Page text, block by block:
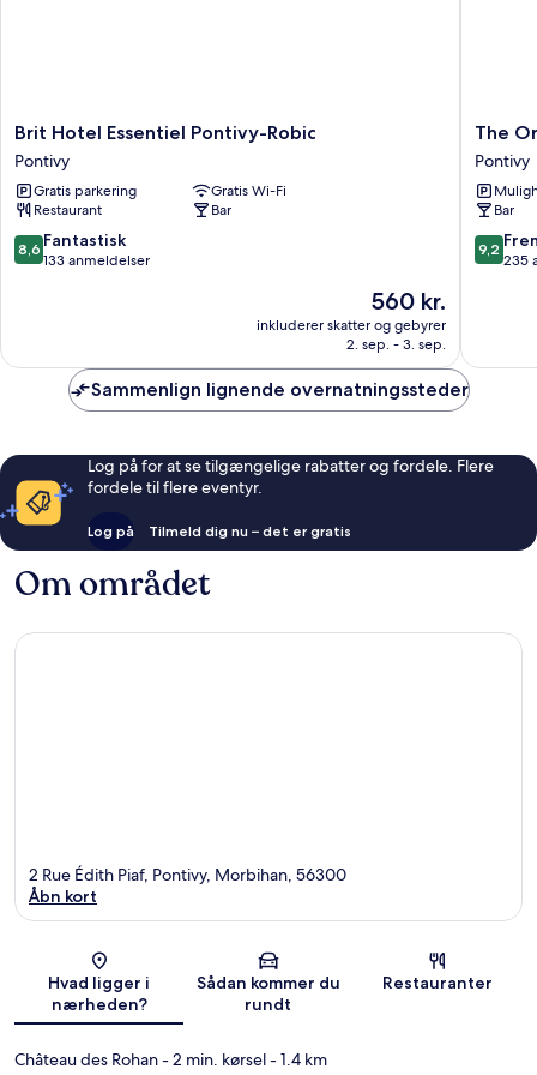
Brit
Hotel
Essentiel
Pontivy-
Robic
Pontivy
Brit Hotel Essentiel Pontivy-Robic
Pontivy
Gratis parkering
Gratis Wi-Fi
Restaurant
Bar
8.6
ud
anmeldelser
8,6 Fantastisk
133 anmeldelser
Prisen
560 kr.
560 kr.
inkluderer skatter og gebyrer
2. sep. - 3. sep.
The
City,
Hôtel
du
Château
Pontivy
The
Pontivy
Bar
9.2
ud
9,2
235
Sammenlign lignende overnatningssteder
Log på for at se tilgængelige rabatter og fordele. Flere
fordele til flere eventyr.
Log på Tilmeld dig nu – det er gratis
Om området
Kort
2 Rue Édith Piaf, Pontivy, Morbihan, 56300
Åbn kort
Hvad ligger i
nærheden?
Sådan kommer du
rundt
Restauranter
Château des Rohan- 2 min. kørsel- 1.4 km